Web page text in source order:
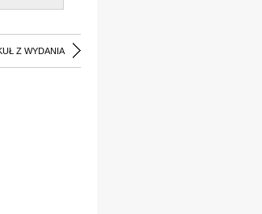
Z WYDANIA